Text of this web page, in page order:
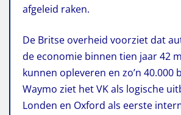
afgeleid raken.
De Britse overheid voorziet dat
de economie binnen tien jaar 42
kunnen opleveren en zo’n 40.000
Waymo ziet het VK als logische
Londen en Oxford als eerste